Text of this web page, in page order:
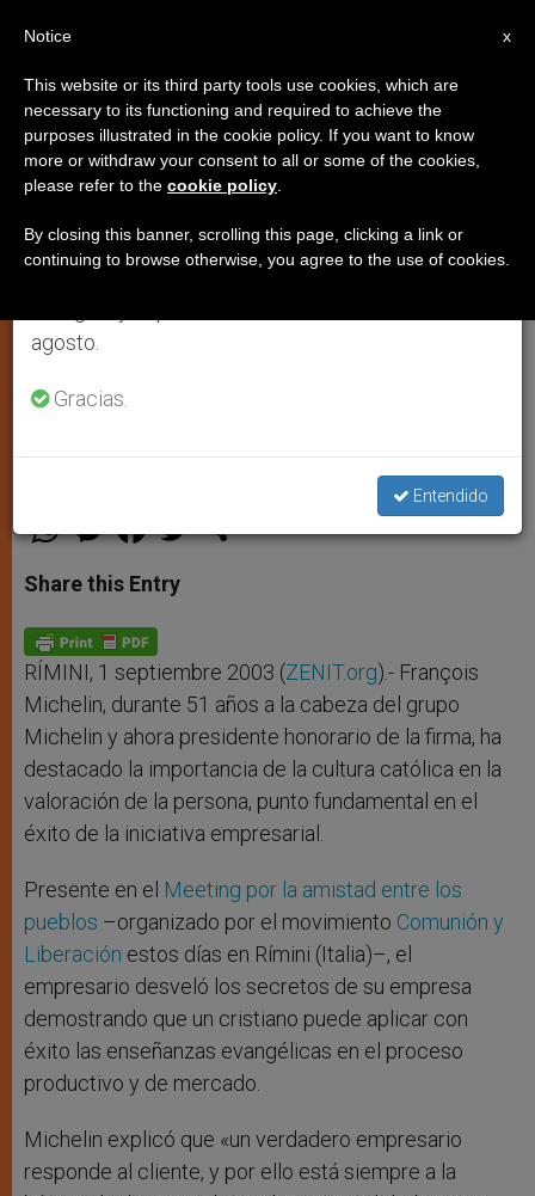
La persona, valor fundamental
de la empresa; afirma François
Michelin
El empresario destaca la influencia de
humano
ZENIT STAFF
ARTE Y
h
t
s
p
p
e
s
e
g
e
a
e
b
o
k
w h
Share this Entry
RÍMINI, 1 septiembre 2003 (ZENIT.org).- François
Michelin, durante 51 años a la cabeza del grupo
Michelin y ahora presidente honorario de la firma, ha
destacado la importancia de la cultura católica en la
valoración de la persona, punto fundamental en el
éxito de la iniciativa empresarial.
Presente en el Meeting por la amistad entre los
pueblos –organizado por el movimiento Comunión y
Liberación estos días en Rímini (Italia)–, el
empresario desveló los secretos de su empresa
demostrando que un cristiano puede aplicar con
éxito las enseñanzas evangélicas en el proceso
productivo y de mercado.
Michelin explicó que «un verdadero empresario
responde al cliente, y por ello está siempre a la
×
Aviso importante
Del 27 de julio al 7 de agosto haremos la pausa
anual, aprovechando que en el periodo de verano
se generan menos informaciones y también el
agosto.
Gracias.
Entendido
x
Notice
This website or its third party tools use cookies, which are
necessary to its functioning and required to achieve the
purposes illustrated in the cookie policy. If you want to know
more or withdraw your consent to all or some of the cookies,
please refer to the cookie policy
By closing this banner, scrolling this page, clicking a link or
continuing to browse otherwise, you agree to the use of cookies.